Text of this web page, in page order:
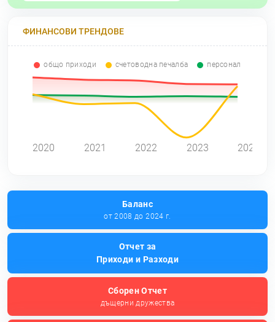
ФИНАНСОВИ ТРЕНДОВЕ
общо приходи счетоводна печалба персонал
2020 2021 2022 2023 2024
Баланс
от 2008 до 2024 г.
Отчет за
Приходи и Разходи
Сборен Отчет
дъщерни дружества